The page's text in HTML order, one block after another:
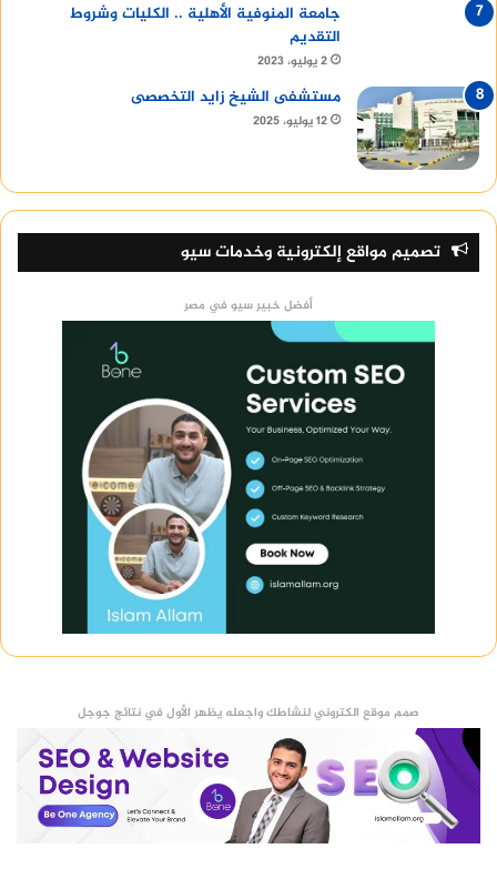
جامعة المنوفية الأهلية .. الكليات وشروط
التقديم
2 يوليو، 2023
مستشفى الشيخ زايد التخصصى
12 يوليو، 2025
تصميم مواقع إلكترونية وخدمات سيو
أفضل خبير سيو في مصر
صمم موقع الكتروني لنشاطك واجعله يظهر الأول في نتائج جوجل